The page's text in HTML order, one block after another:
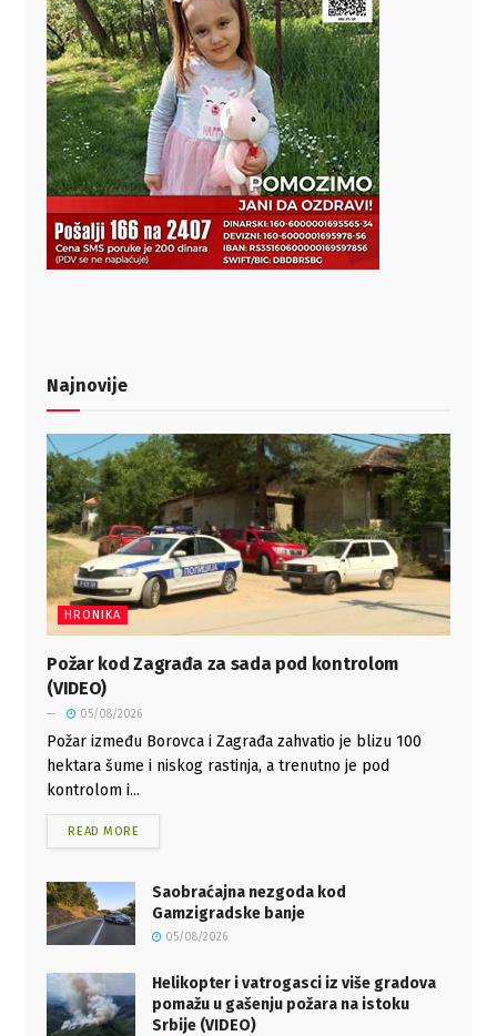
Najnovije
HRONIKA
Požar kod Zagrađa za sada pod kontrolom
(VIDEO)
05/08/2026
Požar između Borovca i Zagrađa zahvatio je blizu 100
hektara šume i niskog rastinja, a trenutno je pod
kontrolom i...
READ MORE
Saobraćajna nezgoda kod
Gamzigradske banje
05/08/2026
Helikopter i vatrogasci iz više gradova
pomažu u gašenju požara na istoku
Srbije (VIDEO)